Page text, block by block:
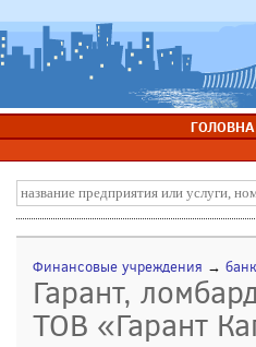
ГОЛОВНА
Финансовые учреждения →
Гарант,
ТОВ «Гарант